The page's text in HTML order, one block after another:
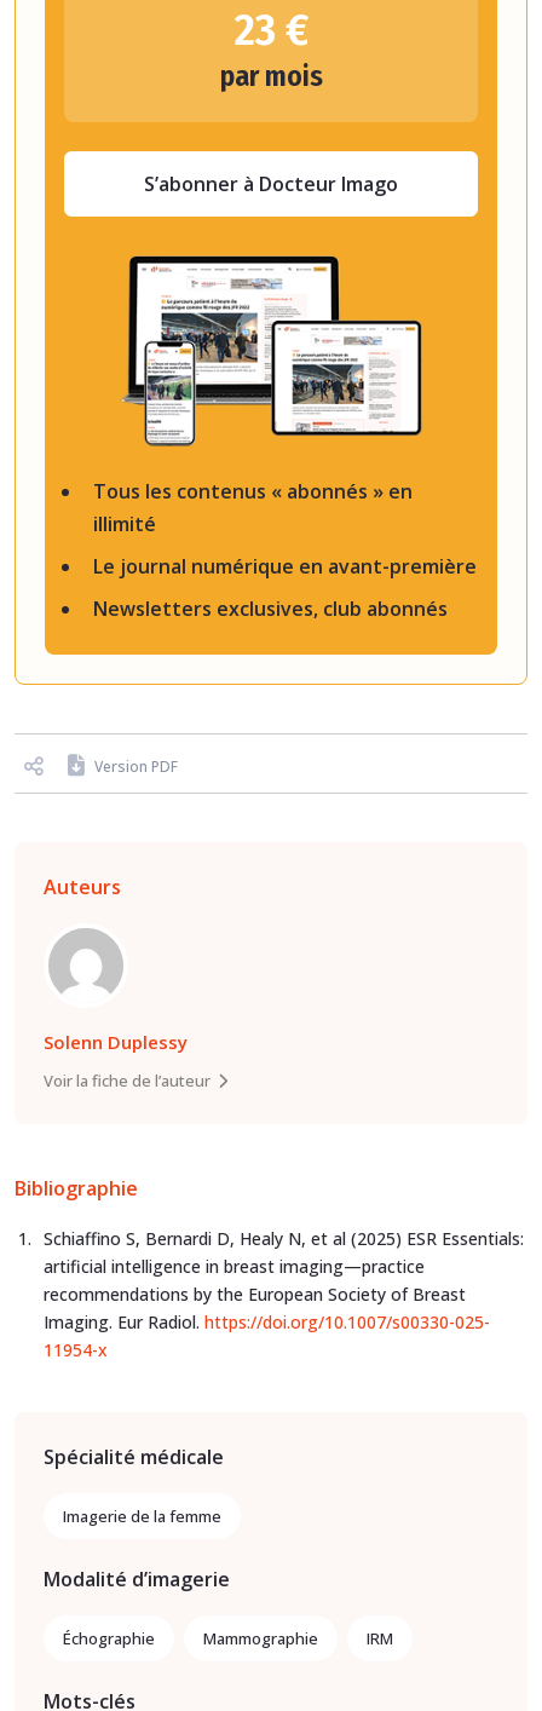
Tous les contenus « abonnés » en
illimité
Le journal numérique en avant-première
Newsletters exclusives, club abonnés
23 €
par mois
S’abonner à Docteur Imago
Version PDF
Auteurs
Solenn Duplessy
Voir la fiche de l’auteur
Bibliographie
Schiaffino S, Bernardi D, Healy N, et al (2025) ESR Essentials:
artificial intelligence in breast imaging—practice
recommendations by the European Society of Breast
Imaging. Eur Radiol. https://doi.org/10.1007/s00330-025-
11954-x
Spécialité médicale
Imagerie de la femme
Modalité d’imagerie
Échographie Mammographie IRM
Mots-clés